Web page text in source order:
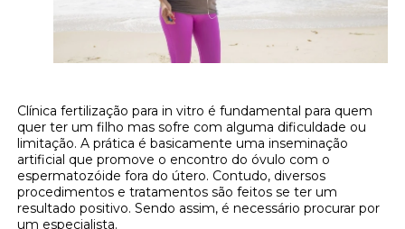
Clínica fertilização para in vitro é fundamental para quem
quer ter um filho mas sofre com alguma dificuldade ou
limitação. A prática é basicamente uma inseminação
artificial que promove o encontro do óvulo com o
espermatozóide fora do útero. Contudo, diversos
procedimentos e tratamentos são feitos se ter um
resultado positivo. Sendo assim, é necessário procurar por
um especialista.